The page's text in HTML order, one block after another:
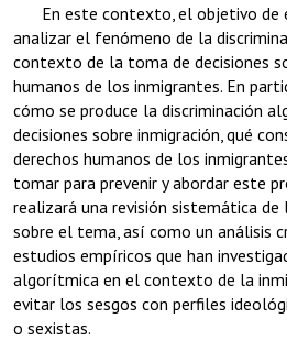
En este contexto, el objetivo de
analizar el fenómeno de la
contexto de la toma de decisiones
humanos de los inmigrantes. En
cómo se produce la discriminación
decisiones sobre inmigración, qué
derechos humanos de los
tomar para prevenir y abordar este
realizará una revisión sistemática
sobre el tema, así como un análisis
estudios empíricos que han
algorítmica en el contexto de la
evitar los sesgos con perfiles
o sexistas.